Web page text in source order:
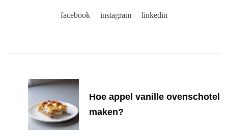
facebook instagram linkedin
Navigation
Hoe appel vanille ovenschotel
maken?